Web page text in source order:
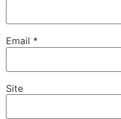
Email *
Site